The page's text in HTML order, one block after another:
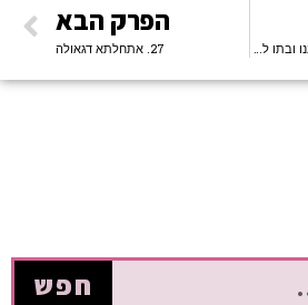
הפרק הבא
27. אתחלתא דגאולה
חפש